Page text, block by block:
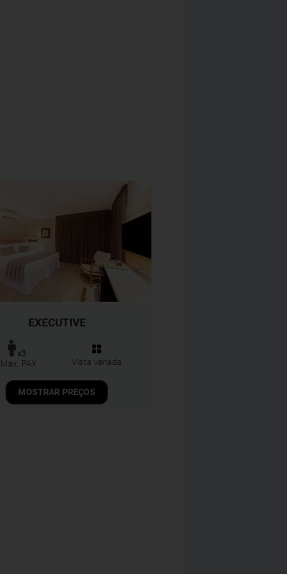
EXECUTIVE
x3
Max. PAX
Vista variada
MOSTRAR PREÇOS